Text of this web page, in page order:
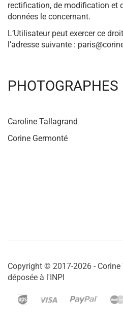
rectification, de modification et
données le concernant.
L’Utilisateur peut exercer ce
l’adresse suivante :
PHOTOGRAPHES
Caroline Tallagrand
Corine Germonté
Copyright © 2017-2026 -
déposée à l'INPI